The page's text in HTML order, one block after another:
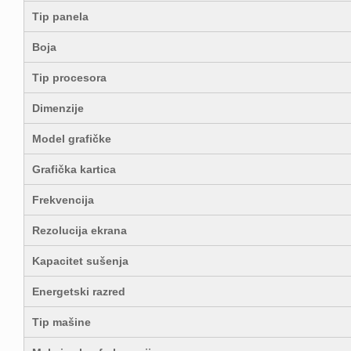
Tip panela
Boja
Tip procesora
Dimenzije
Model grafičke
Grafička kartica
Frekvencija
Rezolucija ekrana
Kapacitet sušenja
Energetski razred
Tip mašine